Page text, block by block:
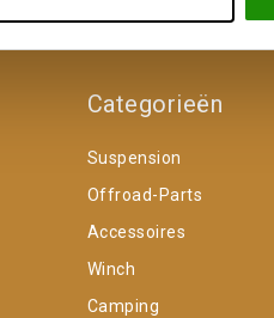
Advies van
Categorieën
Suspension
Offroad-Parts
Accessoires
Winch
Camping